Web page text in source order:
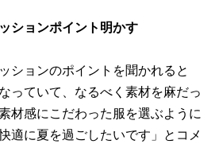
ションポイント明かす
ションのポイントを聞かれると
っていて、なるべく素材を麻だっ
材感にこだわった服を選ぶように
適に夏を過ごしたいです」とコメ